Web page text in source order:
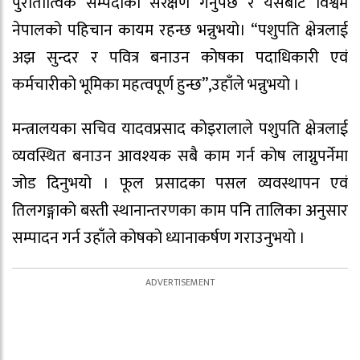
नेपालको पहिचान कायम रहन्छ भन्नुभयो। “पशुपति क्षेत्रलाई
अझ सुन्दर र पवित्र बनाउन कोषका पदाधिकारी एवं
कर्मचारीको भूमिका महत्वपूर्ण हुन्छ”,उहाँले भन्नुभयो ।
मन्त्रालयका सचिव यादवप्रसाद कोइरालाले पशुपति क्षेत्रलाई
व्यवस्थित बनाउन आवश्यक सबै काम गर्न कोष लाग्नुपर्नेमा
जोड दिनुभयो । फूल प्रसादका पसल व्यवस्थापन एवं
तिलगङ्गाको बस्ती स्थानान्तरणका काम पनि तालिका अनुसार
सम्पादन गर्न उहाँले कोषको ध्यानाकर्षण गराउनुभयो ।